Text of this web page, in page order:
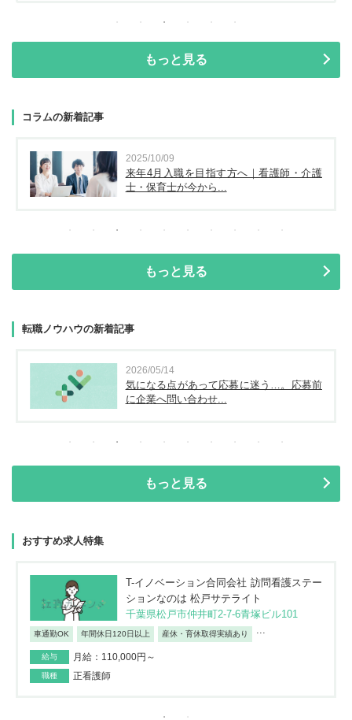
もっと見る
コラムの新着記事
2025/10/09
来年4月入職を目指す方へ｜看護師・介護
士・保育士が今から...
もっと見る
転職ノウハウの新着記事
2026/05/14
気になる点があって応募に迷う…。応募前
に企業へ問い合わせ...
もっと見る
おすすめ求人特集
T-イノベーション合同会社 訪問看護ステー
ションなのは 松戸サテライト
千葉県松戸市仲井町2-7-6青塚ビル101
車通勤OK 年間休日120日以上 産休・育休取得実績あり
給与 月給：110,000円～
職種 正看護師